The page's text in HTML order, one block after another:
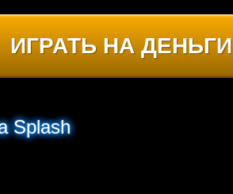
ИГРАТЬ НА ДЕНЬГИ
Splash